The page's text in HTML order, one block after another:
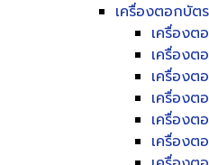
เครื่องตอกบั
เครื่องต
เครื่องต
เครื่องต
เครื่องต
เครื่องต
เครื่องต